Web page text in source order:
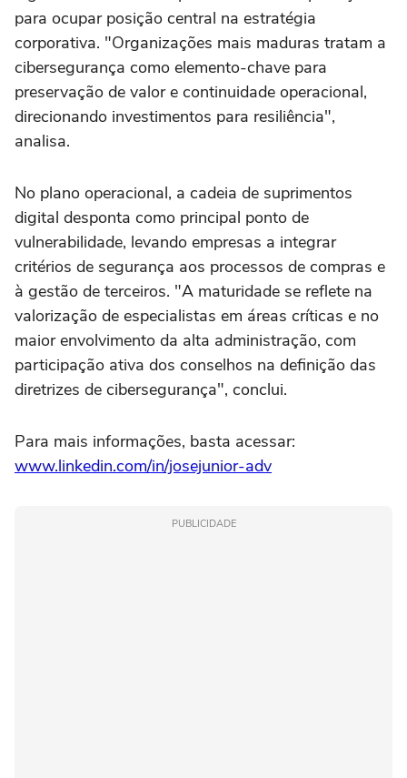
para ocupar posição central na estratégia
corporativa. "Organizações mais maduras tratam a
cibersegurança como elemento-chave para
preservação de valor e continuidade operacional,
direcionando investimentos para resiliência",
analisa.
No plano operacional, a cadeia de suprimentos
digital desponta como principal ponto de
vulnerabilidade, levando empresas a integrar
critérios de segurança aos processos de compras e
à gestão de terceiros. "A maturidade se reflete na
valorização de especialistas em áreas críticas e no
maior envolvimento da alta administração, com
participação ativa dos conselhos na definição das
diretrizes de cibersegurança", conclui.
Para mais informações, basta acessar:
www.linkedin.com/in/josejunior-adv
PUBLICIDADE